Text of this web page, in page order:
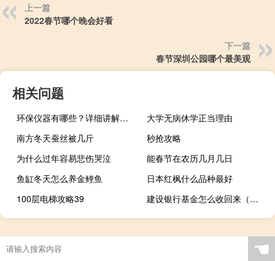
上一篇
2022春节哪个晚会好看
下一篇
春节深圳公园哪个最美观
相关问题
环保仪器有哪些？详细讲解各类环保仪器的使用方法
大学无病休学正当理由
南方冬天蚕丝被几斤
秒抢攻略
为什么过年容易悲伤哭泣
能春节在农历几月几日
鱼缸冬天怎么养金鲤鱼
日本红枫什么品种最好
100层电梯攻略39
建设银行基金怎么收回来（建设银行基金怎么取出）
“画阁红楼相近”的出处是哪里
☚